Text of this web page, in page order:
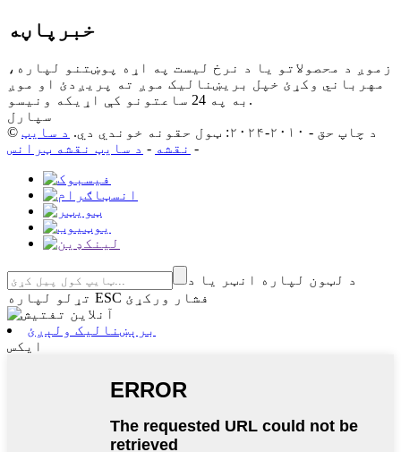
خبرپاڼه
زموږ د محصولاتو یا د نرخ لیست په اړه پوښتنو لپاره،
مهرباني وکړئ خپل بریښنالیک موږ ته پریږدئ او موږ
به په 24 ساعتونو کې اړیکه ونیسو.
سپارل
© د چاپ حق - ۲۰۱۰-۲۰۲۴: ټول حقونه خوندي دي.
د سایټ
نقشه - د سایټ نقشه ټرانس -
د لټون لپاره انټر یا د
تړلو لپاره ESC فشار ورکړئ
برېښنالیک ولېږئ
ایکس